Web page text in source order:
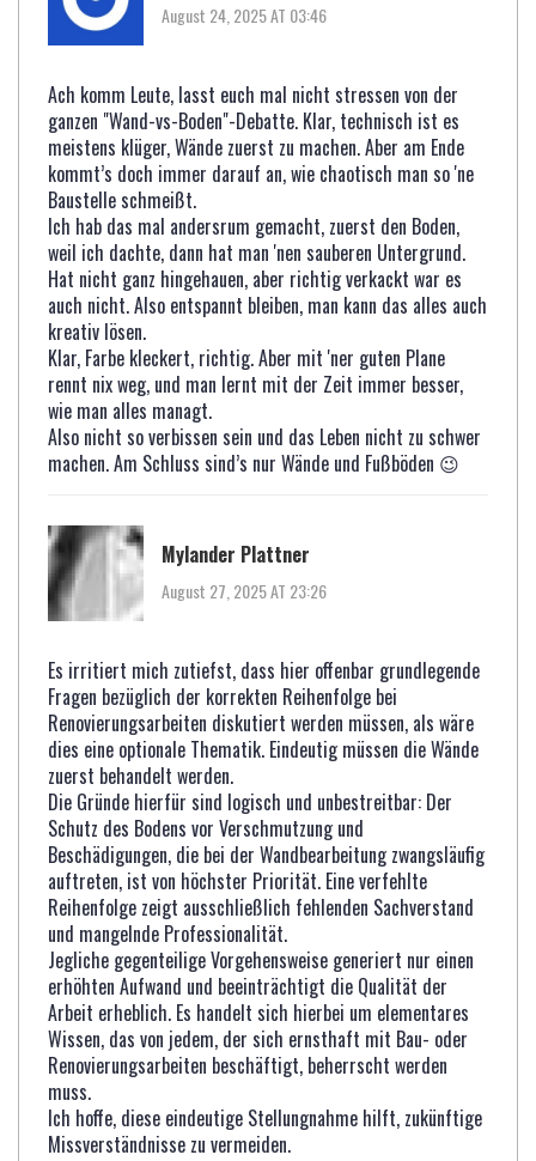
August 24, 2025 AT 03:46
Ach komm Leute, lasst euch mal nicht stressen von der
ganzen "Wand-vs-Boden"-Debatte. Klar, technisch ist es
meistens klüger, Wände zuerst zu machen. Aber am Ende
kommt’s doch immer darauf an, wie chaotisch man so 'ne
Baustelle schmeißt.
Ich hab das mal andersrum gemacht, zuerst den Boden,
weil ich dachte, dann hat man 'nen sauberen Untergrund.
Hat nicht ganz hingehauen, aber richtig verkackt war es
auch nicht. Also entspannt bleiben, man kann das alles auch
kreativ lösen.
Klar, Farbe kleckert, richtig. Aber mit 'ner guten Plane
rennt nix weg, und man lernt mit der Zeit immer besser,
wie man alles managt.
Also nicht so verbissen sein und das Leben nicht zu schwer
machen. Am Schluss sind’s nur Wände und Fußböden 😉
Mylander Plattner
August 27, 2025 AT 23:26
Es irritiert mich zutiefst, dass hier offenbar grundlegende
Fragen bezüglich der korrekten Reihenfolge bei
Renovierungsarbeiten diskutiert werden müssen, als wäre
dies eine optionale Thematik. Eindeutig müssen die Wände
zuerst behandelt werden.
Die Gründe hierfür sind logisch und unbestreitbar: Der
Schutz des Bodens vor Verschmutzung und
Beschädigungen, die bei der Wandbearbeitung zwangsläufig
auftreten, ist von höchster Priorität. Eine verfehlte
Reihenfolge zeigt ausschließlich fehlenden Sachverstand
und mangelnde Professionalität.
Jegliche gegenteilige Vorgehensweise generiert nur einen
erhöhten Aufwand und beeinträchtigt die Qualität der
Arbeit erheblich. Es handelt sich hierbei um elementares
Wissen, das von jedem, der sich ernsthaft mit Bau- oder
Renovierungsarbeiten beschäftigt, beherrscht werden
muss.
Ich hoffe, diese eindeutige Stellungnahme hilft, zukünftige
Missverständnisse zu vermeiden.